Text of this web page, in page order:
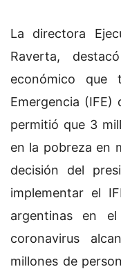
La directora
Raverta,
económico que
Emergencia (IFE)
permitió que 3
en la pobreza en
decisión del
implementar el
argentinas en
coronavirus
millones de